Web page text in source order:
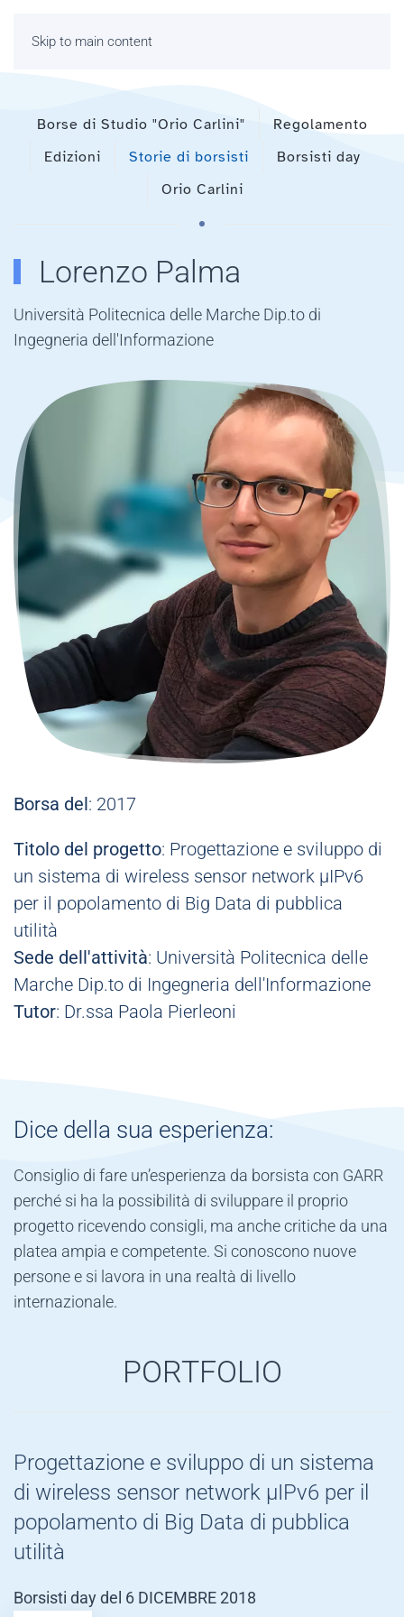
Skip to main content
Borse di Studio "Orio Carlini"
Regolamento
Edizioni
Storie di borsisti
Borsisti day
Orio Carlini
Lorenzo Palma
Università Politecnica delle Marche Dip.to di
Ingegneria dell'Informazione
Borsa del: 2017
Titolo del progetto: Progettazione e sviluppo di
un sistema di wireless sensor network μIPv6
per il popolamento di Big Data di pubblica
utilità
Sede dell'attività: Università Politecnica delle
Marche Dip.to di Ingegneria dell'Informazione
Tutor: Dr.ssa Paola Pierleoni
Dice della sua esperienza:
Consiglio di fare un’esperienza da borsista con GARR
perché si ha la possibilità di sviluppare il proprio
progetto ricevendo consigli, ma anche critiche da una
platea ampia e competente. Si conoscono nuove
persone e si lavora in una realtà di livello
internazionale.
PORTFOLIO
Progettazione e sviluppo di un sistema
di wireless sensor network μIPv6 per il
popolamento di Big Data di pubblica
utilità
Borsisti day del 6 DICEMBRE 2018